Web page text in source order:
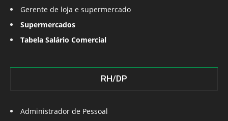
Gerente de loja e supermercado
Supermercados
Tabela Salário Comercial
RH/DP
Administrador de Pessoal